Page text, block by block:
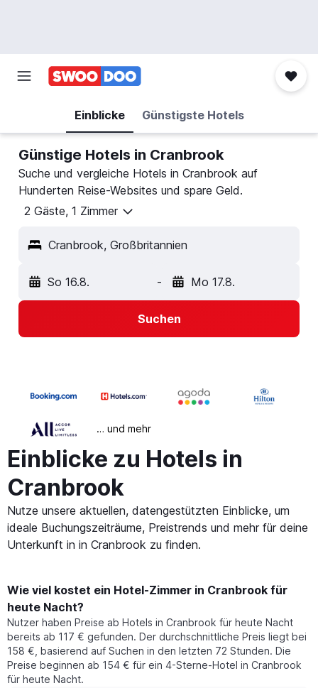
Einblicke Günstigste Hotels
Günstige Hotels in Cranbrook
Suche und vergleiche Hotels in Cranbrook auf
Hunderten Reise-Websites und spare Geld.
2 Gäste, 1 Zimmer
Cranbrook, Großbritannien
So 16.8. - Mo 17.8.
Suchen
… und mehr
Einblicke zu Hotels in
Cranbrook
Nutze unsere aktuellen, datengestützten Einblicke, um
ideale Buchungszeiträume, Preistrends und mehr für deine
Unterkunft in in Cranbrook zu finden.
Wie viel kostet ein Hotel-Zimmer in Cranbrook für
heute Nacht?
Nutzer haben Preise ab Hotels in Cranbrook für heute Nacht
bereits ab 117 € gefunden. Der durchschnittliche Preis liegt bei
158 €, basierend auf Suchen in den letzten 72 Stunden. Die
Preise beginnen ab 154 € für ein 4-Sterne-Hotel in Cranbrook
für heute Nacht.